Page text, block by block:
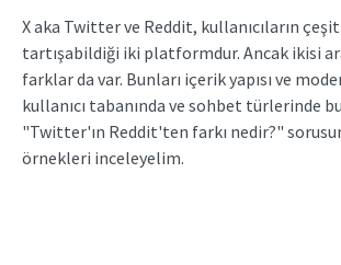
X aka Twitter ve Reddit, kullanıcıların
tartışabildiği iki platformdur. Ancak ikisi
farklar da var. Bunları içerik yapısı ve
kullanıcı tabanında ve sohbet türlerinde
"Twitter'ın Reddit'ten farkı nedir?"
örnekleri inceleyelim.